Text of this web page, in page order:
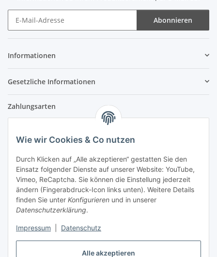
Alle akzeptieren
Wie wir Cookies & Co nutzen
Durch Klicken auf „Alle akzeptieren“ gestatten Sie den
Einsatz folgender Dienste auf unserer Website: YouTube,
Vimeo, ReCaptcha. Sie können die Einstellung jederzeit
ändern (Fingerabdruck-Icon links unten). Weitere Details
finden Sie unter Konfigurieren und in unserer
Datenschutzerklärung.
Impressum Datenschutz
Abonnieren
Informationen
Gesetzliche Informationen
Zahlungsarten
Versandpartner
Partner